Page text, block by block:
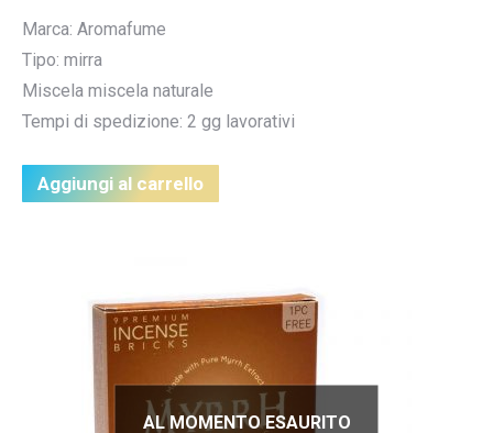
Marca: Aromafume
Tipo: mirra
Miscela miscela naturale
Tempi di spedizione: 2 gg lavorativi
Aggiungi al carrello
AL MOMENTO ESAURITO